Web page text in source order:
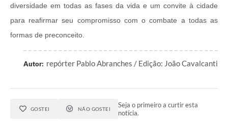
diversidade em todas as fases da vida e um convite à cidade
para reafirmar seu compromisso com o combate a todas as
formas de preconceito.
Autor: repórter Pablo Abranches / Edição: João Cavalcanti
GOSTEI NÃO GOSTEI
Seja o primeiro a curtir esta
notícia.